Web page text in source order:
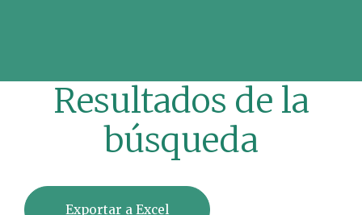
Resultados de la
búsqueda
Exportar a Excel